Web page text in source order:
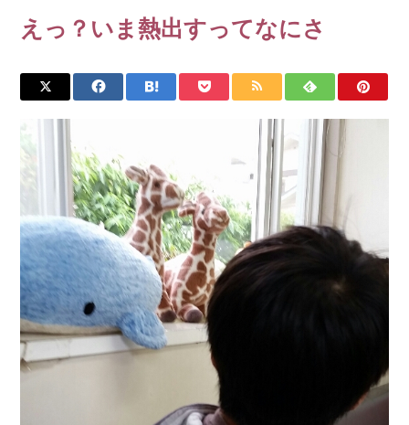
えっ？いま熱出すってなにさ